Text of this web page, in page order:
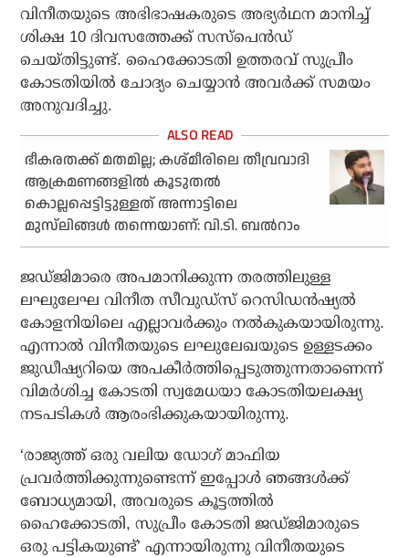
വിനീതയുടെ അഭിഭാഷകരുടെ അഭ്യർഥന മാനിച്ച്
ശിക്ഷ 10 ദിവസത്തേക്ക് സസ്പെൻഡ്
ചെയ്തിട്ടുണ്ട്. ഹൈക്കോടതി ഉത്തരവ് സുപ്രീം
കോടതിയിൽ ചോദ്യം ചെയ്യാൻ അവർക്ക് സമയം
അനുവദിച്ചു.
ഭീകരതക്ക് മതമില്ല; കശ്മീരിലെ തീവ്രവാദി
ആക്രമണങ്ങളില്‍ കൂടുതല്‍
കൊല്ലപ്പെട്ടിട്ടുള്ളത് അന്നാട്ടിലെ
മുസ്‌ലിങ്ങള്‍ തന്നെയാണ്: വി.ടി. ബല്‍റാം
ജഡ്ജിമാരെ അപമാനിക്കുന്ന തരത്തിലുള്ള
ലഘുലേഘ വിനീത സീവുഡ്‌സ് റെസിഡൻഷ്യൽ
കോളനിയിലെ എല്ലാവർക്കും നൽകുകയായിരുന്നു.
എന്നാൽ വിനീതയുടെ ലഘുലേഖയുടെ ഉള്ളടക്കം
ജുഡീഷ്യറിയെ അപകീർത്തിപ്പെടുത്തുന്നതാണെന്ന്
വിമർശിച്ച കോടതി സ്വമേധയാ കോടതിയലക്ഷ്യ
നടപടികൾ ആരംഭിക്കുകയായിരുന്നു.
‘രാജ്യത്ത് ഒരു വലിയ ഡോഗ് മാഫിയ
പ്രവർത്തിക്കുന്നുണ്ടെന്ന് ഇപ്പോൾ ഞങ്ങൾക്ക്
ബോധ്യമായി, അവരുടെ കൂട്ടത്തിൽ
ഹൈക്കോടതി, സുപ്രീം കോടതി ജഡ്ജിമാരുടെ
ഒരു പട്ടികയുണ്ട്’ എന്നായിരുന്നു വിനീതയുടെ